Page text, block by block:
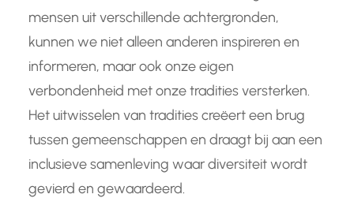
mensen uit verschillende achtergronden,
kunnen we niet alleen anderen inspireren en
informeren, maar ook onze eigen
verbondenheid met onze tradities versterken.
Het uitwisselen van tradities creëert een brug
tussen gemeenschappen en draagt bij aan een
inclusieve samenleving waar diversiteit wordt
gevierd en gewaardeerd.